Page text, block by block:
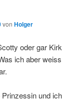
von Holger
oder gar
ich aber
und